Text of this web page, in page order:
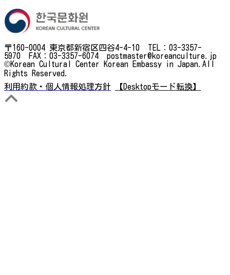
〒160-0004 東京都新宿区四谷4-4-10 TEL：03-3357-
5970 FAX：03-3357-6074 postmaster@koreanculture.jp
©Korean Cultural Center Korean Embassy in Japan.All
Rights Reserved.
利用約款・個人情報処理方針
【Desktopモード転換】